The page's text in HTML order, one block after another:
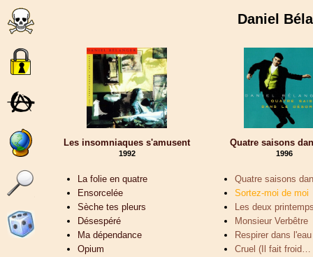
Daniel
Les insomniaques s'amusent
1992
La folie en quatre
Ensorcelée
Sèche tes pleurs
Désespéré
Ma dépendance
Opium
Quatre saisons
1996
Quatre saisons
Sortez-moi de moi
Les deux
Monsieur Verbêtre
Respirer dans l'eau
Cruel (Il fait froid…